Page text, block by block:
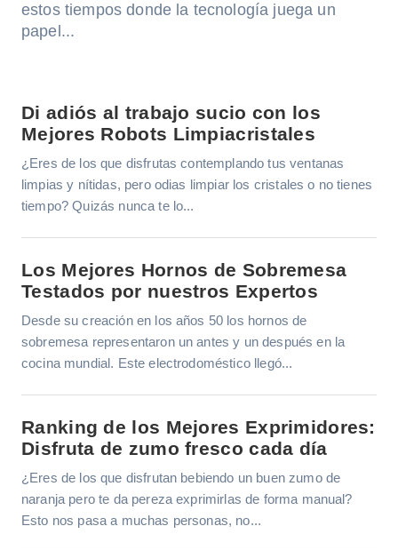
estos tiempos donde la tecnología juega un
papel...
Di adiós al trabajo sucio con los
Mejores Robots Limpiacristales
¿Eres de los que disfrutas contemplando tus ventanas
limpias y nítidas, pero odias limpiar los cristales o no tienes
tiempo? Quizás nunca te lo...
Los Mejores Hornos de Sobremesa
Testados por nuestros Expertos
Desde su creación en los años 50 los hornos de
sobremesa representaron un antes y un después en la
cocina mundial. Este electrodoméstico llegó...
Ranking de los Mejores Exprimidores:
Disfruta de zumo fresco cada día
¿Eres de los que disfrutan bebiendo un buen zumo de
naranja pero te da pereza exprimirlas de forma manual?
Esto nos pasa a muchas personas, no...